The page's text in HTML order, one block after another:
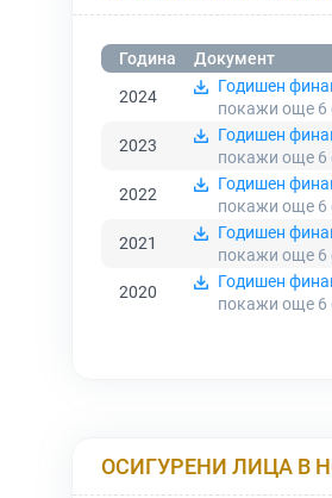
Година
Документ
2024
Годишен
покажи още 6
2023
Годишен
покажи още 6
2022
Годишен
покажи още 6
2021
Годишен
покажи още 6
2020
Годишен
покажи още 6
ОСИГУРЕНИ ЛИЦА В